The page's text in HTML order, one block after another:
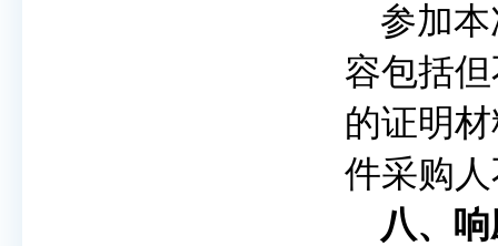
参加
容包括
的证明
件采购
八、